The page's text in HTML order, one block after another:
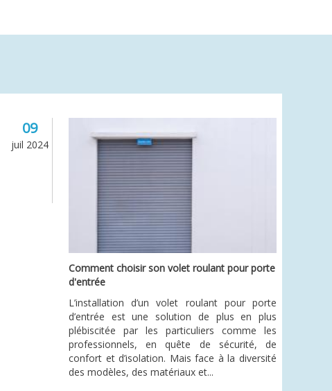
09
juil 2024
Comment choisir son volet roulant pour porte
d'entrée
L’installation d’un volet roulant pour porte
d’entrée est une solution de plus en plus
plébiscitée par les particuliers comme les
professionnels, en quête de sécurité, de
confort et d’isolation. Mais face à la diversité
des modèles, des matériaux et...